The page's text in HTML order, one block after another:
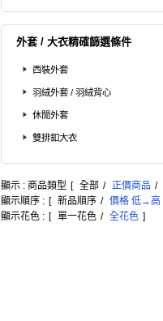
外套 / 大衣精確篩選條件
西裝外套
羽絨外套 / 羽絨背心
休閒外套
雙排釦大衣
顯示 : 商品類型 [ 全部 / 正價商品 /
顯示順序 : [ 新品順序 / 價格 低→高
顯示花色 : [ 單一花色 / 全花色 ]